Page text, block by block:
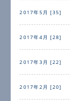
2017年5月 [35]
2017年4月 [28]
2017年3月 [22]
2017年2月 [20]